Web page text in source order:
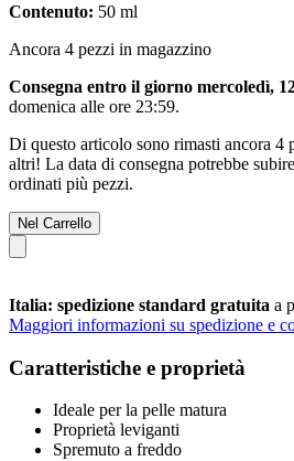
Contenuto: 50 ml
Ancora 4 pezzi in magazzino
Consegna entro il giorno mercoledì,
domenica alle ore 23:59.
Di questo articolo sono rimasti ancora 4
altri! La data di consegna potrebbe
ordinati più pezzi.
Nel Carrello
Italia: spedizione standard gratuita a
Maggiori informazioni su spedizione e
Caratteristiche e proprietà
Ideale per la pelle matura
Proprietà leviganti
Spremuto a freddo